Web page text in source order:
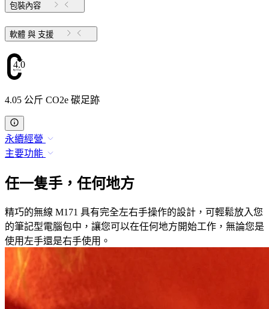
包裝內容
軟體 與 支援
4.05
4.05 公斤 CO2e 碳足跡
永續經營
主要功能
任一隻手，任何地方
精巧的無線 M171 具有完全左右手操作的設計，可輕鬆放入您
的筆記型電腦包中，讓您可以在任何地方開始工作，無論您是
使用左手還是右手使用。